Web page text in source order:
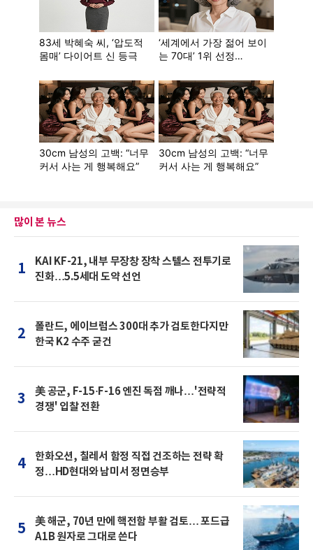
많이 본 뉴스
1
KAI KF-21, 내부 무장창 장착 스텔스 전투기로
진화…5.5세대 도약 선언
2
폴란드, 에이브럼스 300대 추가 검토한다지만
한국 K2 수주 굳건
3
美 공군, F-15·F-16 엔진 독점 깨나…'전략적
경쟁' 입찰 전환
4
한화오션, 칠레서 함정 직접 건조하는 전략 확
정…HD현대와 남미서 정면승부
5
美 해군, 70년 만에 핵전함 부활 검토… 포드급
A1B 원자로 그대로 쓴다